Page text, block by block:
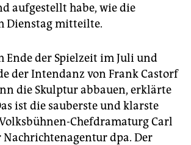
aufgestellt habe, wie die
Dienstag mitteilte.
Ende der Spielzeit im Juli und
der Intendanz von Frank Castorf
die Skulptur abbauen, erklärte
ist die sauberste und klarste
Volksbühnen-Chefdramaturg Carl
Nachrichtenagentur dpa. Der